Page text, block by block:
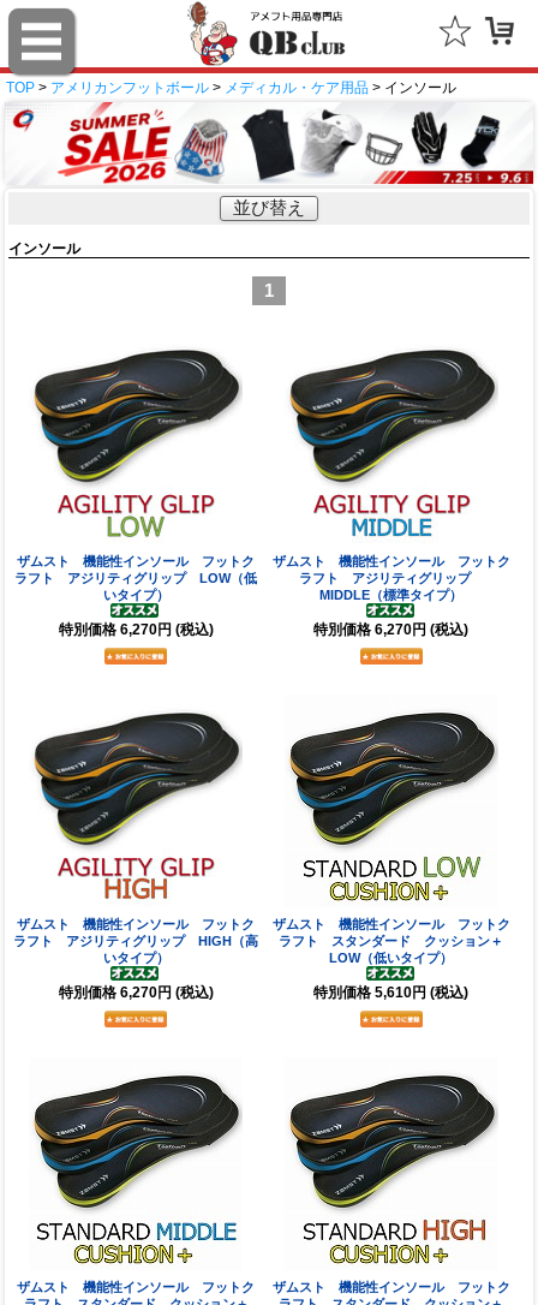
TOP > アメリカンフットボール > メディカル・ケア用品 > インソール
並び替え
インソール
1
ザムスト 機能性インソール フットク
ラフト アジリティグリップ LOW（低
いタイプ）
特別価格 6,270円 (税込)
ザムスト 機能性インソール フットク
ラフト アジリティグリップ
MIDDLE（標準タイプ）
特別価格 6,270円 (税込)
ザムスト 機能性インソール フットク
ラフト アジリティグリップ HIGH（高
いタイプ）
特別価格 6,270円 (税込)
ザムスト 機能性インソール フットク
ラフト スタンダード クッション＋
LOW（低いタイプ）
特別価格 5,610円 (税込)
ザムスト 機能性インソール フットク
ザムスト 機能性インソール フットク